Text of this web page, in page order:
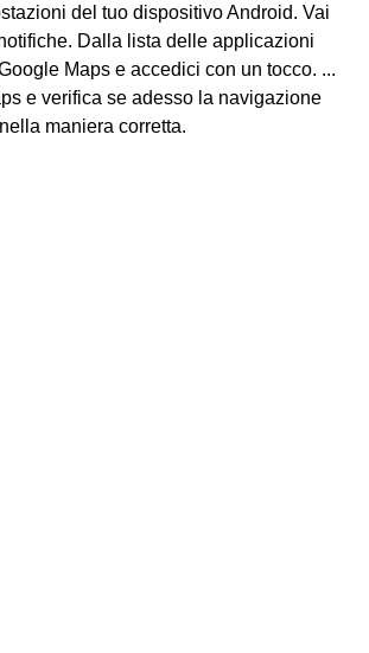
del tuo dispositivo Android. Vai
Dalla lista delle applicazioni
Maps e accedici con un tocco. ...
e verifica se adesso la navigazione
maniera corretta.